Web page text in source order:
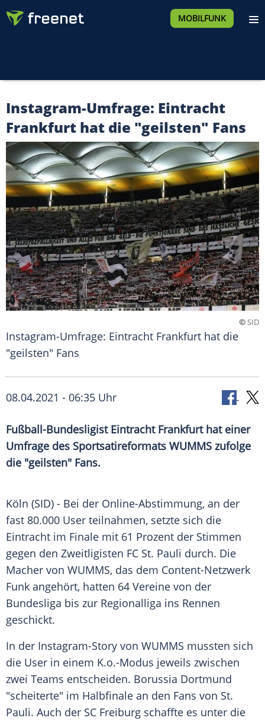
MOBILFUNK
Instagram-Umfrage: Eintracht
Frankfurt hat die "geilsten" Fans
©SID
Instagram-Umfrage: Eintracht Frankfurt hat die
"geilsten" Fans
08.04.2021 - 06:35 Uhr
Fußball-Bundesligist Eintracht Frankfurthat einer
Umfrage des Sportsatireformats WUMMS zufolge
die "geilsten" Fans.
Köln (SID) - Bei der Online-Abstimmung, an der
fast 80.000 User teilnahmen, setzte sich die
Eintracht im Finale mit 61 Prozent der Stimmen
gegen den Zweitligisten FC St. Pauli durch. Die
Macher von WUMMS, das dem Content-Netzwerk
Funk angehört, hatten 64 Vereine von der
Bundesliga bis zur Regionalliga ins Rennen
geschickt.
In der Instagram-Story von WUMMS mussten sich
die User in einem K.o.-Modus jeweils zwischen
zwei Teams entscheiden. Borussia Dortmund
"scheiterte" im Halbfinale an den Fans von St.
Pauli. Auch der SC Freiburg schaffte es unter die